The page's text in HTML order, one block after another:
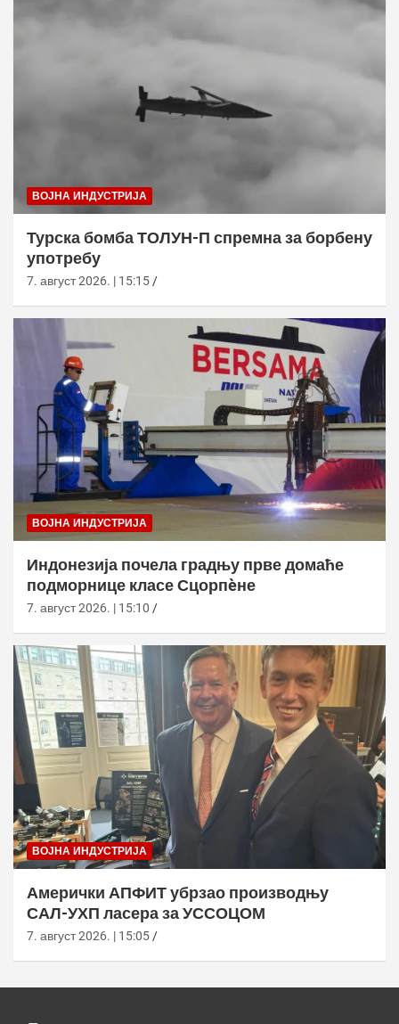
ВОЈНА ИНДУСТРИЈА
Турска бомба ТОЛУН-П спремна за борбену
употребу
7. август 2026. | 15:15
ВОЈНА ИНДУСТРИЈА
Индонезија почела градњу прве домаће
подморнице класе Сцорпèне
7. август 2026. | 15:10
ВОЈНА ИНДУСТРИЈА
Амерички АПФИТ убрзао производњу
САЛ-УХП ласера за УССОЦОМ
7. август 2026. | 15:05